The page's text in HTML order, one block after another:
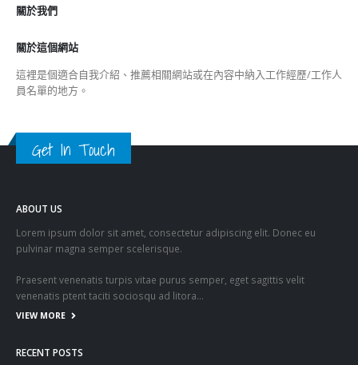
關於我們
關於這個網站
這裡是個適合自我介紹、推薦相關網站或在內容中納入工作經歷/工作人
員名單的地方。
Get In Touch
ABOUT US
Lorem ipsum dolor sit amet, consectetur adipiscing elit. Donec eu
pulvinar magna semper scelerisque.
Praesent venenatis turpis vitae purus semper, eget sagittis velit
venenatis ptent taciti sociosqu ad litora…
VIEW MORE
RECENT POSTS